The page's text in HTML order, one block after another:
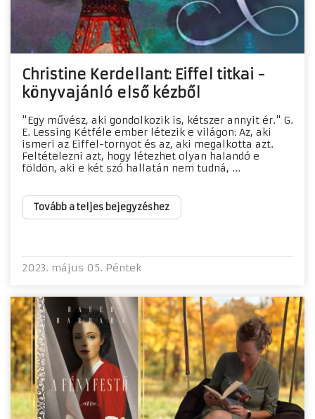
Christine Kerdellant: Eiffel titkai -
könyvajánló első kézből
"Egy művész, aki gondolkozik is, kétszer annyit ér." G.
E. Lessing Kétféle ember létezik e világon: Az, aki
ismeri az Eiffel-tornyot és az, aki megalkotta azt.
Feltételezni azt, hogy létezhet olyan halandó e
földön, aki e két szó hallatán nem tudná, ...
Tovább a teljes bejegyzéshez
2023. május 05. Péntek